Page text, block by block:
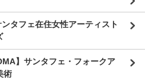
タフェ在住女性アーティスト
】サンタフェ・フォークア
術